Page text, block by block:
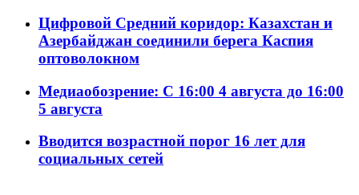
Цифровой Средний коридор: Казахстан и
Азербайджан соединили берега Каспия
оптоволокном
Медиаобозрение: С 16:00 4 августа до 16:00
5 августа
Вводится возрастной порог 16 лет для
социальных сетей